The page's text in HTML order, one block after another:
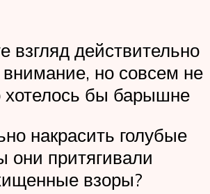
взгляд действительно
внимание, но совсем не
хотелось бы барышне
накрасить голубые
они притягивали
взоры?